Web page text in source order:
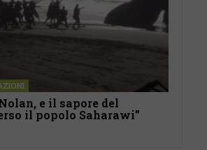
e il sapore del
il popolo Saharawi”